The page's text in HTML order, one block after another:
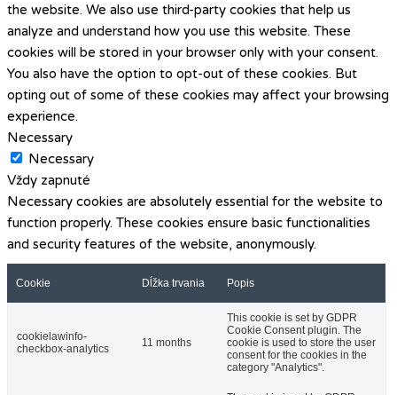
the website. We also use third-party cookies that help us
analyze and understand how you use this website. These
cookies will be stored in your browser only with your consent.
You also have the option to opt-out of these cookies. But
opting out of some of these cookies may affect your browsing
experience.
Necessary
Necessary
Vždy zapnuté
Necessary cookies are absolutely essential for the website to
function properly. These cookies ensure basic functionalities
and security features of the website, anonymously.
Cookie Dĺžka trvania Popis
cookielawinfo-
checkbox-analytics
11 months
This cookie is set by GDPR
Cookie Consent plugin. The
cookie is used to store the user
consent for the cookies in the
category "Analytics".